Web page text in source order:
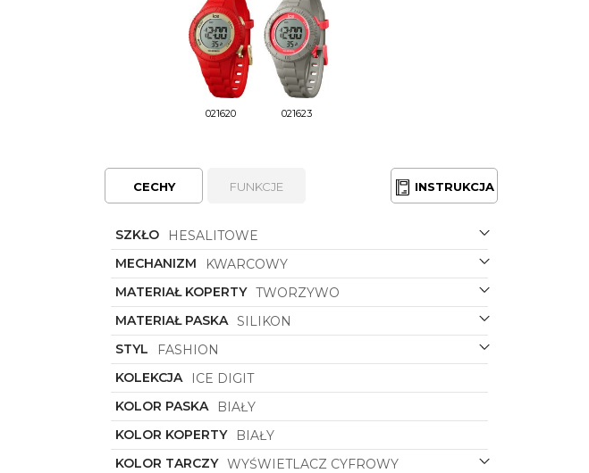
021620 021623
CECHY FUNKCJE INSTRUKCJA
SZKŁO
HESALITOWE
MECHANIZM
KWARCOWY
MATERIAŁ KOPERTY TWORZYWO
MATERIAŁ PASKA SILIKON
STYL
FASHION
KOLEKCJA
ICE DIGIT
KOLOR PASKA
BIAŁY
KOLOR KOPERTY
BIAŁY
KOLOR TARCZY WYŚWIETLACZ CYFROWY